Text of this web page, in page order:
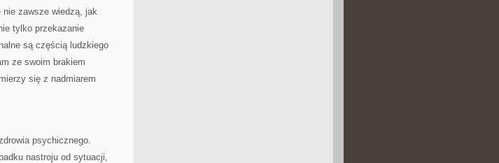
nie zawsze wiedzą, jak
tylko przekazanie
są częścią ludzkiego
ze swoim brakiem
się z nadmiarem
psychicznego.
nastroju od sytuacji,